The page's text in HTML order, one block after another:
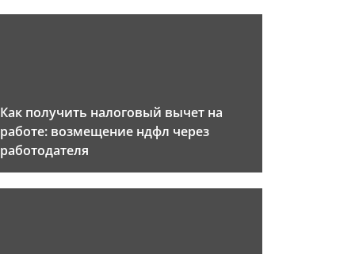
Как получить налоговый вычет на
работе: возмещение ндфл через
работодателя